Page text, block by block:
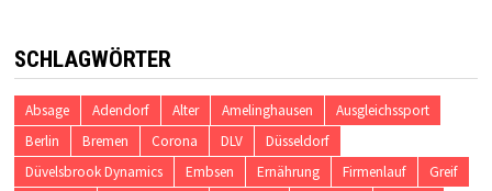
SCHLAGWÖRTER
Absage Adendorf Alter Amelinghausen
Ausgleichssport
Berlin
Bremen Corona DLV
Düsseldorf
Düvelsbrook Dynamics
Embsen Ernährung Firmenlauf
Greif